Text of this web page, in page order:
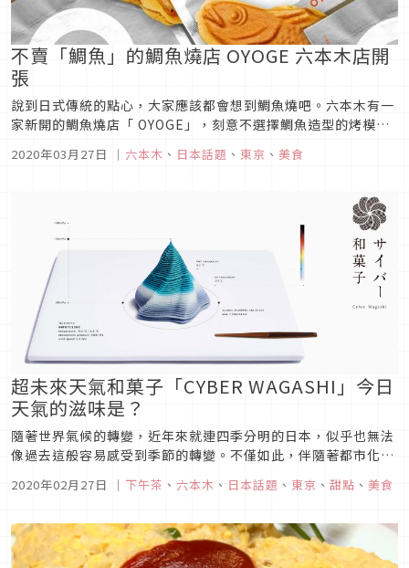
不賣「鯛魚」的鯛魚燒店 OYOGE 六本木店開
張
說到日式傳統的點心，大家應該都會想到鯛魚燒吧。六本木有一
家新開的鯛魚燒店「 OYOGE」，刻意不選擇鯛魚造型的烤模而
筴魚、沙丁魚之外還有圓圓可愛的蛤蜊，嶄新的嘗試在三月開幕
2020年03月27日 ｜ 六本木 、 日本話題 、 東京 、 美食
超未來天氣和菓子「CYBER WAGASHI」今日
天氣的滋味是？
隨著世界氣候的轉變，近年來就連四季分明的日本，似乎也無法
像過去這般容易感受到季節的轉變。不僅如此，伴隨著都市化的
加速，生活步調也更趨忙碌，身處鋼筋水泥叢林中的人們更無暇
仰望天空。為了打破這個僵局，Konel（コネル）股份公司以
WAGASHI（...
2020年02月27日 ｜ 下午茶 、 六本木 、 日本話題 、 東京 、 甜點 、 美食